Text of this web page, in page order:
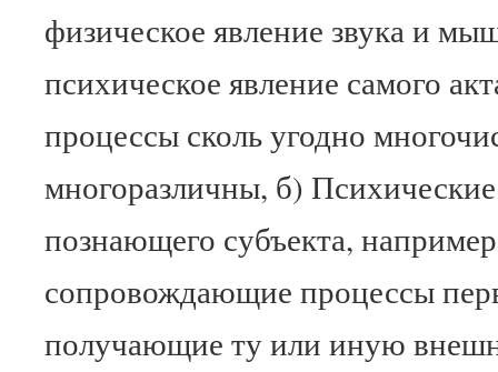
физическое явление звука и
психическое явление самого
процессы сколь угодно
многоразличны, б)
познающего субъекта,
сопровождающие процессы
получающие ту или иную